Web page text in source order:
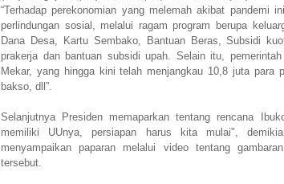
“Terhadap perekonomian yang melemah akibat pandemi
perlindungan sosial, melalui ragam program berupa
Dana Desa, Kartu Sembako, Bantuan Beras, Subsidi
prakerja dan bantuan subsidi upah. Selain itu,
Mekar, yang hingga kini telah menjangkau 10,8 juta para
bakso, dll”.
Selanjutnya Presiden memaparkan tentang rencana
memiliki UUnya, persiapan harus kita mulai",
menyampaikan paparan melalui video tentang
tersebut.